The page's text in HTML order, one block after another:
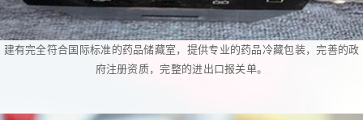
建有完全符合国际标准的药品储藏室，提供专业的药品冷藏包装，完善的政
府注册资质，完整的进出口报关单。